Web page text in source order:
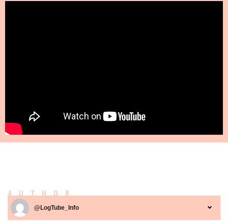
AUTHOR
@LogTube_Info